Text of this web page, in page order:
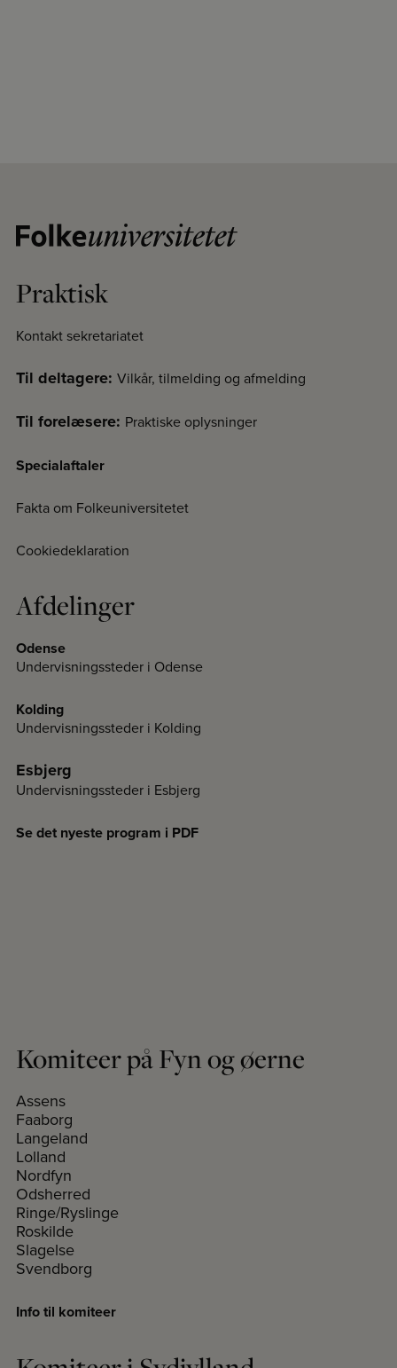
Praktisk
Kontakt sekretariatet
Til deltagere: Vilkår, tilmelding og afmelding
Til forelæsere: Praktiske oplysninger
Specialaftaler
Fakta om Folkeuniversitetet
Cookiedeklaration
Afdelinger
Odense
Undervisningssteder i Odense
Kolding
Undervisningssteder i Kolding
Esbjerg
Undervisningssteder i Esbjerg
Se det nyeste program i PDF
Komiteer på Fyn og øerne
Assens
Faaborg
Langeland
Lolland
Nordfyn
Odsherred
Ringe/Ryslinge
Roskilde
Slagelse
Svendborg
Info til komiteer